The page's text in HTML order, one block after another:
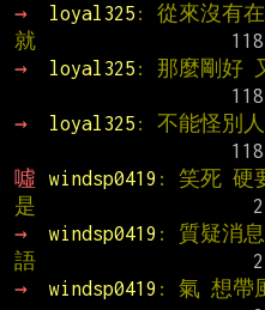
→
loyal325 : 從來沒有
就
→
loyal325 : 那麼剛好
→
loyal325 : 不能怪別
噓
windsp0419 : 笑死 硬
是
→
windsp0419 : 質疑消
語
→
windsp0419 : 氣 想帶